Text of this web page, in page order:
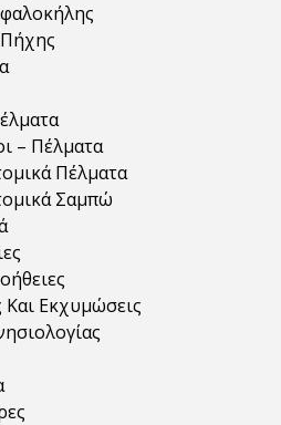
– Πέλματα
Πέλματα
Σαμπώ
Εκχυμώσεις